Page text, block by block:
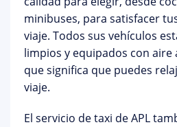
minibuses, para satisfacer
viaje. Todos sus vehículos
limpios y equipados con aire
que significa que puedes
viaje.
El servicio de taxi de APL